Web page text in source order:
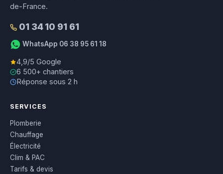
de-France.
01 34 10 91 61
WhatsApp 06 38 95 61 18
4,9/5 Google
6 500+ chantiers
Réponse sous 2 h
SERVICES
Plomberie
Chauffage
Électricité
Clim & PAC
Tarifs & devis